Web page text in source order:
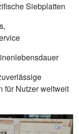
Siebplatten
für Nutzer weltweit